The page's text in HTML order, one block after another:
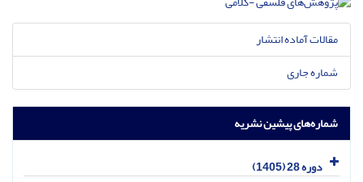
مقالات آماده انتشار
شماره جاری
شماره‌های پیشین نشریه
دوره 28 (1405)